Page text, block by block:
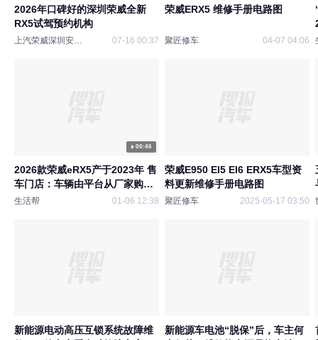
2026年口碑好的深圳荣威全新
RX5试驾预约机构
上汽荣威深圳安智店 07-16 00:37
荣威ERX5 维修手册电路图
聚匠修车 04-07 04:06
00:46
2026款荣威eRX5产于2023年 售
车门店：车辆由平台从厂家购买
如有虚假“花生好车”也被欺骗
生活帮 01-06 12:38
荣威E950 EI5 EI6 ERX5车型资
料更新维修手册电路图
聚匠修车 2025-05-17 03:50
新能源电动高压互锁系统故障维
新能源车电池“脱保”后，车主何